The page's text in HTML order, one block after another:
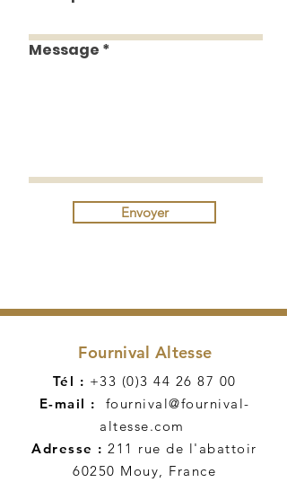
Message
Envoyer
Fournival Altesse
Tél : +33 (0)3 44 26 87 00
E-mail : fournival@fournival-
altesse.com
Adresse :211 rue de l'abattoir
60250 Mouy, France